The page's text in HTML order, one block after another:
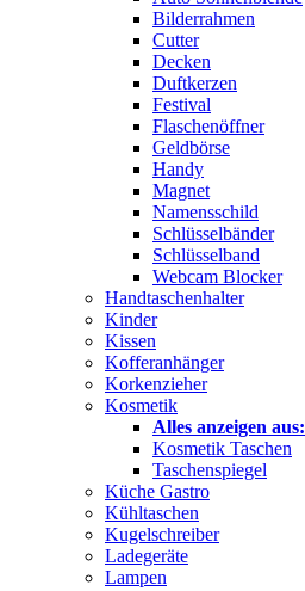
Bilderrahmen
Cutter
Decken
Duftkerzen
Festival
Flaschenöffner
Geldbörse
Handy
Magnet
Namensschild
Schlüsselbänder
Schlüsselband
Webcam Blocker
Handtaschenhalter
Kinder
Kissen
Kofferanhänger
Korkenzieher
Kosmetik
Alles anzeigen aus:
Kosmetik Taschen
Taschenspiegel
Küche Gastro
Kühltaschen
Kugelschreiber
Ladegeräte
Lampen